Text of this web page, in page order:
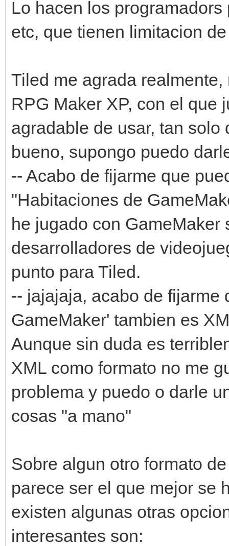
Lo hacen los
etc, que tienen limitacion
Tiled me agrada
RPG Maker XP, con el que
agradable de usar, tan
bueno, supongo puedo
-- Acabo de fijarme que
"Habitaciones de
he jugado con GameMaker
desarrolladores de
punto para Tiled.
-- jajajaja, acabo de fijarme
GameMaker' tambien es
Aunque sin duda es
XML como formato no me
problema y puedo o darle
cosas "a mano"
Sobre algun otro formato
parece ser el que mejor se
existen algunas otras
interesantes son: